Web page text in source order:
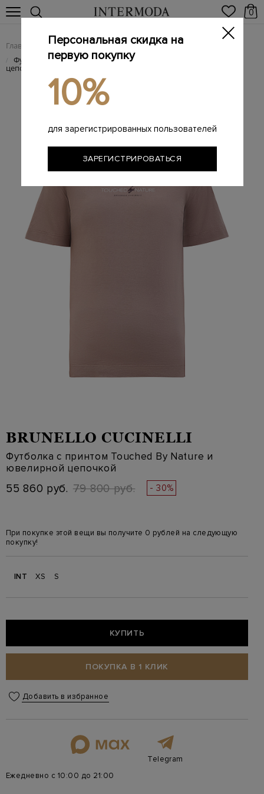
0
Главная Женщинам
/ Футболка с принтом Touched By Nature и ювелирной
цепочкой
BRUNELLO CUCINELLI
Футболка с принтом Touched By Nature и
ювелирной цепочкой
55 860 руб. 79 800 руб. - 30%
При покупке этой вещи вы получите 0 рублей на следующую
покупку!
INT XS S
КУПИТЬ
ПОКУПКА В 1 КЛИК
Добавить в избранное
Telegram
Ежедневно с 10:00 до 21:00
Персональная скидка на
первую покупку
10%
для зарегистрированных пользователей
ЗАРЕГИСТРИРОВАТЬСЯ